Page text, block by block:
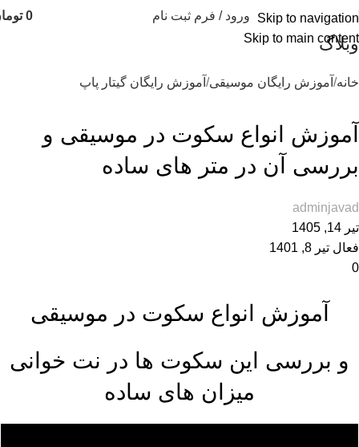
Skip to navigation
Skip to main content
ورود / فرم ثبت نام 0
وبلاگ
خانه آموزش رایگان موسیقی آموزش رایگان گیتار پاپ
آموزش انواع سکوت در موسیقی و
بررسی آن در متر های ساده
adminjavad
تیر 14, 1405
فعال تیر 8, 1401
0
آموزش انواع سکوت در موسیقی
و بررسی این سکوت ها در نت خوانی
میزان های ساده